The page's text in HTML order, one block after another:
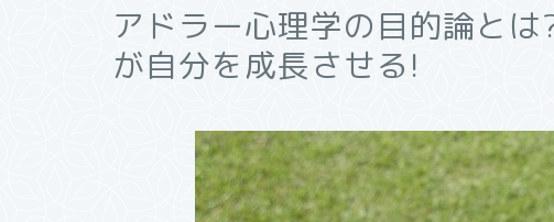
アドラー心理学の目的論と
が自分を成長させる!